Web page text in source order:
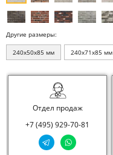
Другие размеры:
240x50x85 мм 240x71x85 мм
Отдел продаж
+7 (495) 929-70-81